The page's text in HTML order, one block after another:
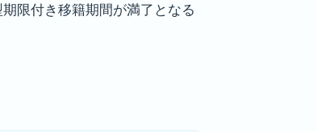
限付き移籍期間が満了となる